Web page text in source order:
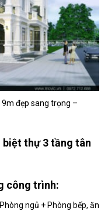
đẹp sang trọng –
biệt thự 3 tầng tân
công trình:
ngủ + Phòng bếp, ăn